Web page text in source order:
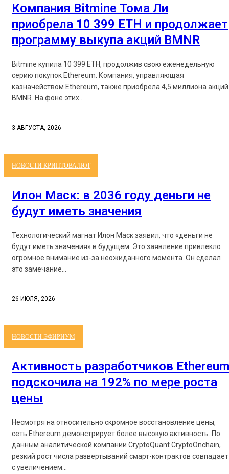
Компания Bitmine Тома Ли
приобрела 10 399 ETH и продолжает
программу выкупа акций BMNR
Bitmine купила 10 399 ETH, продолжив свою еженедельную
серию покупок Ethereum. Компания, управляющая
казначейством Ethereum, также приобрела 4,5 миллиона акций
BMNR. На фоне этих...
3 АВГУСТА, 2026
НОВОСТИ КРИПТОВАЛЮТ
Илон Маск: в 2036 году деньги не
будут иметь значения
Технологический магнат Илон Маск заявил, что «деньги не
будут иметь значения» в будущем. Это заявление привлекло
огромное внимание из-за неожиданного момента. Он сделал
это замечание...
26 ИЮЛЯ, 2026
НОВОСТИ ЭФИРИУМ
Активность разработчиков Ethereum
подскочила на 192% по мере роста
цены
Несмотря на относительно скромное восстановление цены,
сеть Ethereum демонстрирует более высокую активность. По
данным аналитической компании CryptoQuant CryptoOnchain,
резкий рост числа развертываний смарт-контрактов совпадает
с увеличением...